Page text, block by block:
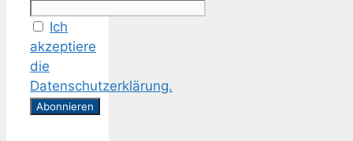
Ich
akzeptiere
die
Datenschutzerklärung.